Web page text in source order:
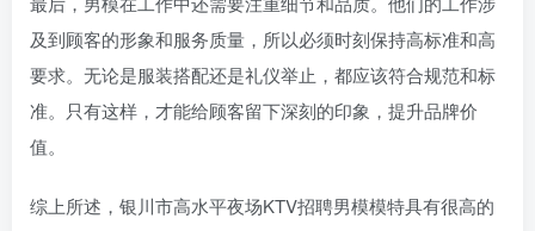
及到顾客的形象和服务质量，所以必须时刻保持高标准和高
要求。无论是服装搭配还是礼仪举止，都应该符合规范和标
准。只有这样，才能给顾客留下深刻的印象，提升品牌价
值。
综上所述，银川市高水平夜场KTV招聘男模模特具有很高的